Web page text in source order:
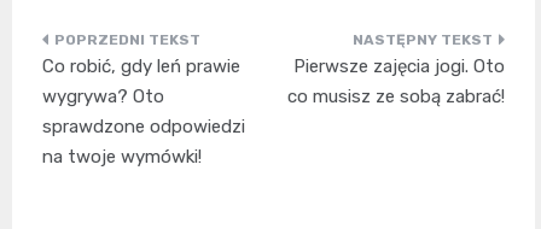
Nawigacja
wpisu
Co robić, gdy leń prawie
wygrywa? Oto
sprawdzone odpowiedzi
na twoje wymówki!
Pierwsze zajęcia jogi. Oto
co musisz ze sobą zabrać!